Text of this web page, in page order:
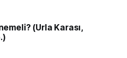
(Urla Karası,